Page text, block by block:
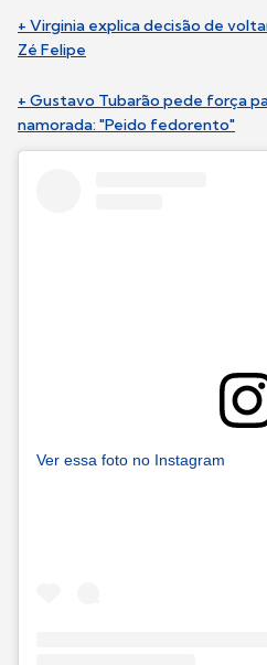
+ Virginia explica decisão de
Zé Felipe
+ Gustavo Tubarão pede força
namorada: "Peido fedorento"
Ver essa foto no Instagram